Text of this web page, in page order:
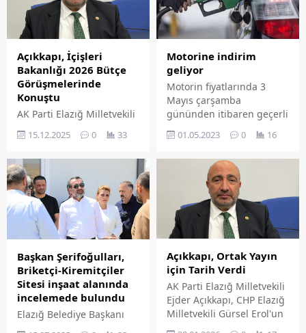
Açıkkapı, İçişleri
Bakanlığı 2026 Bütçe
Görüşmelerinde
Konuştu
AK Parti Elazığ Milletvekili
Büyük Millet Meclisi Genel
İçişleri Bakanlığı'nın 2026
yılı bütçe görüşmelerinde,
AK Parti Grubu adına
açılış konuşmasını yaptı.
15.12.2025 0 33
Motorine indirim
geliyor
Motorin fiyatlarında 3
Mayıs çarşamba
gününden itibaren geçerli
indirim bekleniyor.
01.05.2023 0 16
Başkan Şerifoğulları,
Briketçi-Kiremitçiler
Sitesi inşaat alanında
incelemede bulundu
Elazığ Belediye Başkanı
Açıkkapı, Ortak Yayın
için Tarih Verdi
AK Parti Elazığ Milletvekili
Ejder Açıkkapı, CHP Elazığ
Milletvekili Gürsel Erol'un
canlı yayın daveti için